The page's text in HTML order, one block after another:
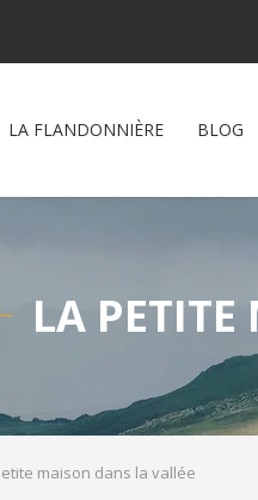
LA FLANDONNIÈRE BLOG
LA
maison dans la vallée